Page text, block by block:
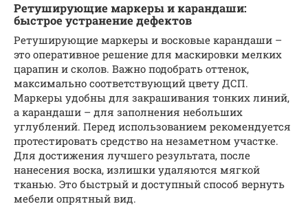
Ретуширующие маркеры и карандаши:
быстрое устранение дефектов
Ретуширующие маркеры и восковые карандаши –
это оперативное решение для маскировки мелких
царапин и сколов. Важно подобрать оттенок,
максимально соответствующий цвету ДСП.
Маркеры удобны для закрашивания тонких линий,
а карандаши – для заполнения небольших
углублений. Перед использованием рекомендуется
протестировать средство на незаметном участке.
Для достижения лучшего результата, после
нанесения воска, излишки удаляются мягкой
тканью. Это быстрый и доступный способ вернуть
мебели опрятный вид.